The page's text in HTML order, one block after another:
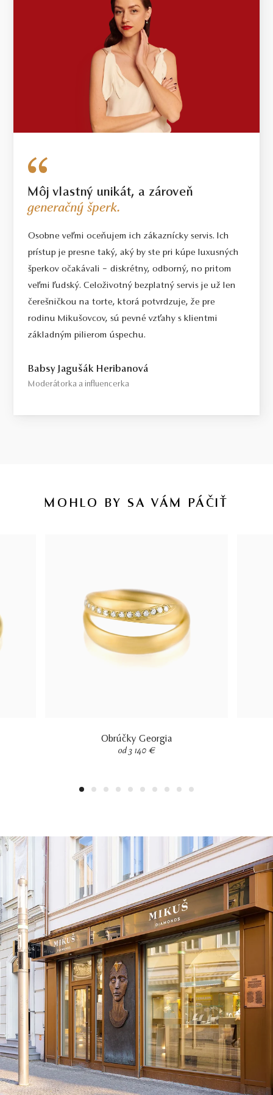
Môj vlastný unikát, a zároveň
generačný šperk.
Osobne veľmi oceňujem ich zákaznícky servis. Ich
prístup je presne taký, aký by ste pri kúpe luxusných
šperkov očakávali – diskrétny, odborný, no pritom
veľmi ľudský. Celoživotný bezplatný servis je už len
čerešničkou na torte, ktorá potvrdzuje, že pre
rodinu Mikušovcov, sú pevné vzťahy s klientmi
základným pilierom úspechu.
Babsy Jagušák Heribanová
Moderátorka a influencerka
MOHLO BY SA VÁM PÁČIŤ
Obrúčky Georgia
od 3 140 €
1 2 3 4 5 6 7 8 9 10